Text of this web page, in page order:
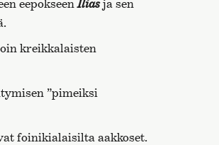
eepokseenIliasja sen
kreikkalaisten
”pimeiksi
foinikialaisilta aakkoset.